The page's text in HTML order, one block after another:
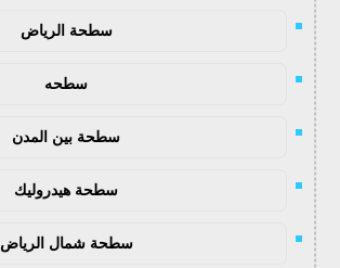
سطحة الرياض
سطحه
سطحة بين المدن
سطحة هيدروليك
سطحة شمال الرياض